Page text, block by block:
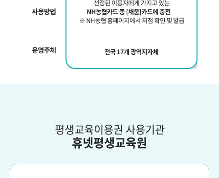
평생교육이용권 사용기관
휴넷평생교육원